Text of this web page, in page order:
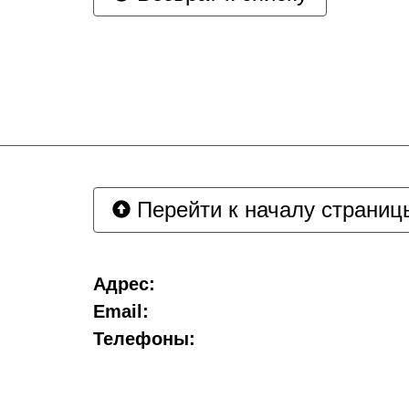
Перейти к началу
Адрес:
Email:
Телефоны: